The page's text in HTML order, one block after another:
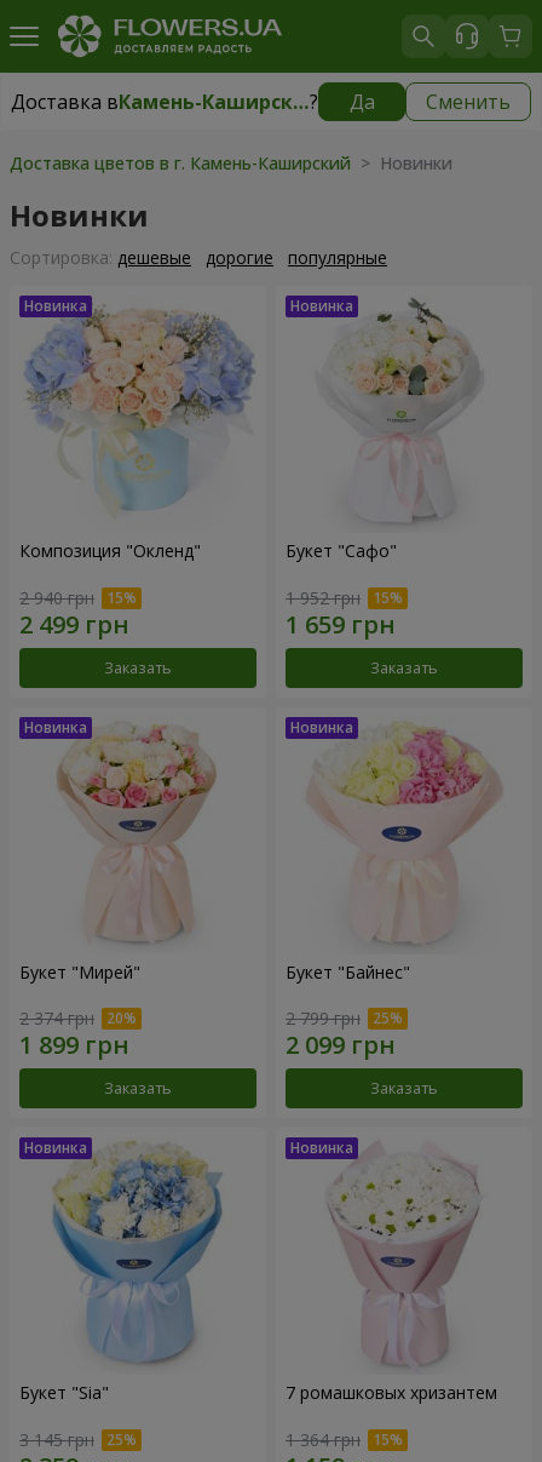
Доставка в Камень-Каширский? Да Сменить
Доставка вКамень-Каширский| 1842 грн
Доставка цветов в г. Камень-Каширский > Новинки
Новинки
Cортировка: дешевые дорогие популярные
Композиция "Окленд"
2 940 грн
Заказать
Букет "Сафо"
1 952 грн
Заказать
Букет "Мирей"
2 374 грн
Заказать
Букет "Байнес"
2 799 грн
Заказать
Букет "Sia"
3 145 грн
7 ромашковых хризантем
1 364 грн